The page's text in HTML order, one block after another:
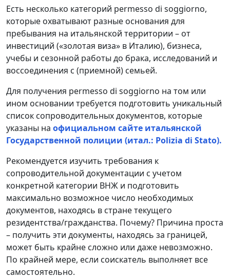
Есть несколько категорий permesso di soggiorno,
которые охватывают разные основания для
пребывания на итальянской территории – от
инвестиций («золотая виза» в Италию), бизнеса,
учебы и сезонной работы до брака, исследований и
воссоединения с (приемной) семьей.
Для получения permesso di soggiorno на том или
ином основании требуется подготовить уникальный
список сопроводительных документов, которые
указаны на официальном сайте итальянской
Государственной полиции (итал.: Polizia di Stato).
Рекомендуется изучить требования к
сопроводительной документации с учетом
конкретной категории ВНЖ и подготовить
максимально возможное число необходимых
документов, находясь в стране текущего
резидентства/гражданства. Почему? Причина проста
– получить эти документы, находясь за границей,
может быть крайне сложно или даже невозможно.
По крайней мере, если соискатель выполняет все
самостоятельно.